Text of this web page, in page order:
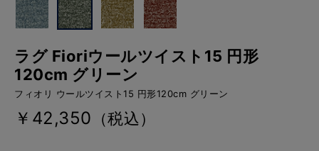
ラグ Fioriウールツイスト15 円形
120cm グリーン
フィオリ ウールツイスト15 円形120cm グリーン
￥42,350 （税込）